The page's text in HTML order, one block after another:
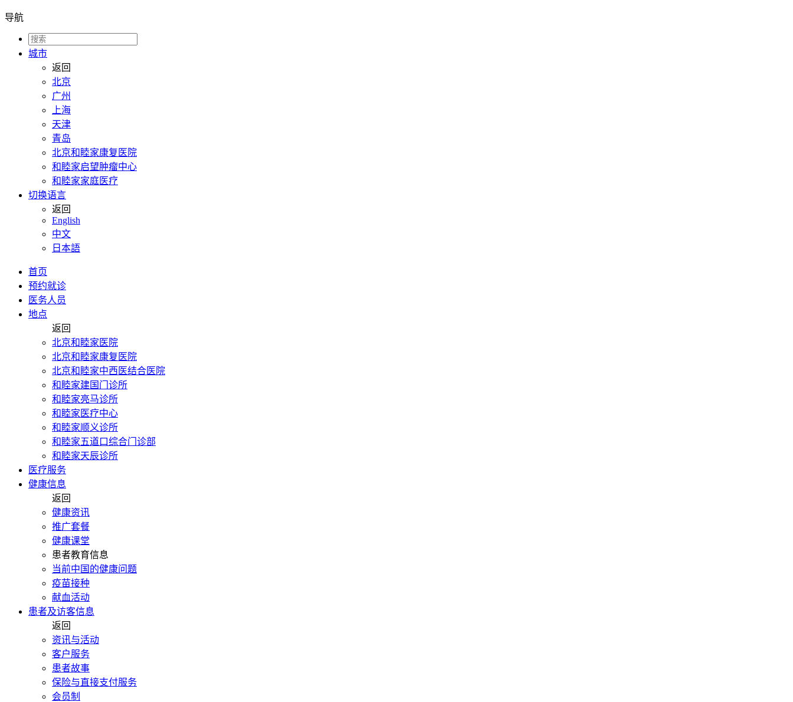
导航
城市
返回
北京
广州
上海
天津
青岛
北京和睦家康复医院
和睦家启望肿瘤中心
和睦家家庭医疗
切换语言
返回
English
中文
日本語
首页
预约就诊
医务人员
地点
返回
北京和睦家医院
北京和睦家康复医院
北京和睦家中西医结合医院
和睦家建国门诊所
和睦家亮马诊所
和睦家医疗中心
和睦家顺义诊所
和睦家五道口综合门诊部
和睦家天辰诊所
医疗服务
健康信息
返回
健康资讯
推广套餐
健康课堂
患者教育信息
当前中国的健康问题
疫苗接种
献血活动
患者及访客信息
返回
资讯与活动
客户服务
患者故事
保险与直接支付服务
会员制